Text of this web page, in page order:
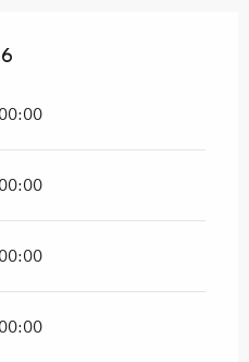
agosto 2026